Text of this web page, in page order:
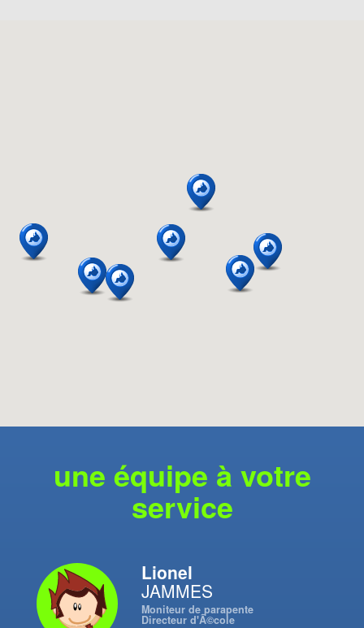
une équipe à votre
service
Lionel
JAMMES
Moniteur de parapente
Directeur d'Ã©cole